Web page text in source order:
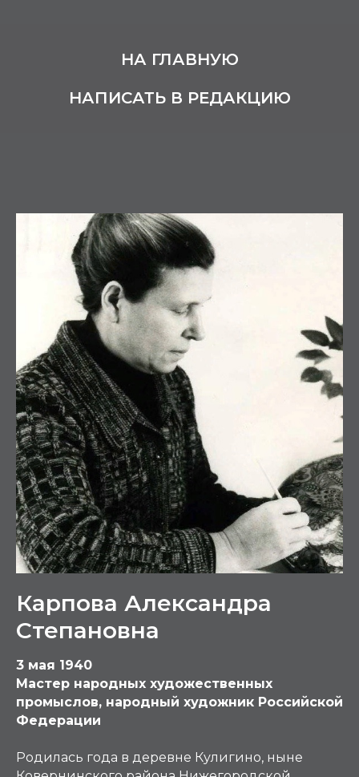
НА ГЛАВНУЮ
НАПИСАТЬ В РЕДАКЦИЮ
Карпова Александра
Степановна
3 мая 1940
Мастер народных художественных
промыслов, народный художник Российской
Федерации
Родилась года в деревне Кулигино, ныне